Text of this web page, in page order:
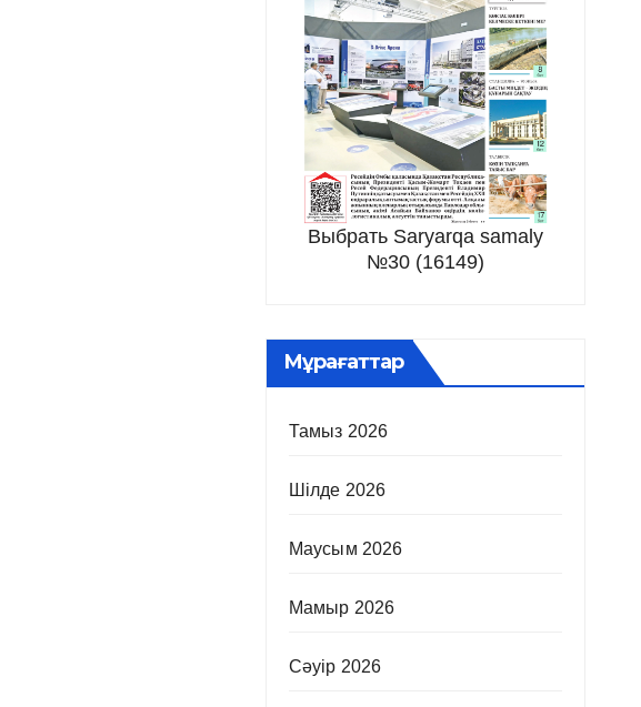
Выбрать Saryarqa samaly
№30 (16149)
Мұрағаттар
Тамыз 2026
Шілде 2026
Маусым 2026
Мамыр 2026
Сәуір 2026